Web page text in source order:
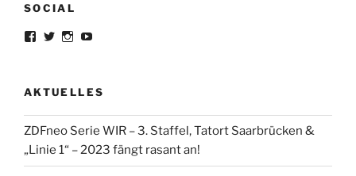
SOCIAL
Profil
Facebook
anzeigen
Profil
Twitter
anzeigen
Profil
Instagram
anzeigen
Profil
YouTube
anzeigen
AKTUELLES
ZDFneo Serie WIR – 3. Staffel, Tatort Saarbrücken &
„Linie 1“ – 2023 fängt rasant an!